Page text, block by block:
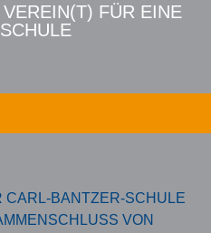
FÜR EINE
CARL-BANTZER-SCHULE
VON